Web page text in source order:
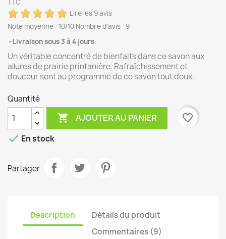
TTC
Lire les 9 avis
Note moyenne : 10/10 Nombre d'avis : 9
Livraison sous 3 à 4 jours
Un véritable concentré de bienfaits dans ce savon aux
allures de prairie printanière. Rafraîchissement et
douceur sont au programme de ce savon tout doux.
Quantité
 AJOUTER AU PANIER
favorite_border
 En stock
Partager
Description
Détails du produit
Commentaires (9)